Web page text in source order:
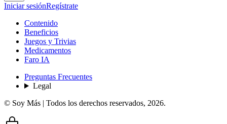
Iniciar sesiónRegístrate
Contenido
Beneficios
Juegos y Trivias
Medicamentos
Faro IA
Preguntas Frecuentes
Legal
© Soy Más | Todos los derechos reservados, 2026.